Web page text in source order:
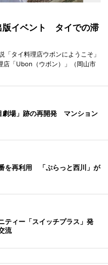
版イベント タイでの滞
タイ料理店ウボンにようこそ」
店「Ubon（ウボン）」（岡山市
劇場」跡の再開発 マンション
を再利用 「ぷらっと西川」が
ティー「スイッチプラス」発
流